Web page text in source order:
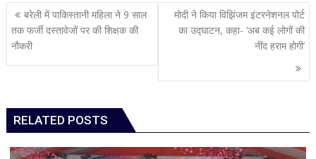
Post
navigation
बरेली में पाकिस्तानी महिला ने 9 साल
तक फर्जी दस्तावेजों पर की शिक्षक की
नौकरी
मोदी ने किया विझिंजम इंटरनेशनल पोर्ट
का उद्घाटन, कहा- ‘अब कई लोगों की
नींद हराम होगी’
RELATED POSTS